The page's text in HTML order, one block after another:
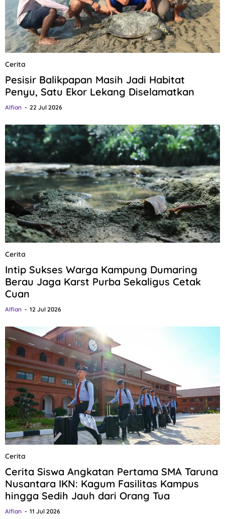
Cerita
Pesisir Balikpapan Masih Jadi Habitat
Penyu, Satu Ekor Lekang Diselamatkan
Alfian 22 Jul 2026
Cerita
Intip Sukses Warga Kampung Dumaring
Berau Jaga Karst Purba Sekaligus Cetak
Cuan
Alfian 12 Jul 2026
Cerita
Cerita Siswa Angkatan Pertama SMA Taruna
Nusantara IKN: Kagum Fasilitas Kampus
hingga Sedih Jauh dari Orang Tua
Alfian 11 Jul 2026